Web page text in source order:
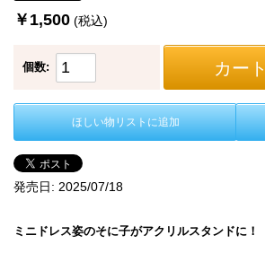
￥1,500 (税込)
個数: カー
ほしい物リストに追加
発売日: 2025/07/18
ミニドレス姿のそに子がアクリルスタンドに！